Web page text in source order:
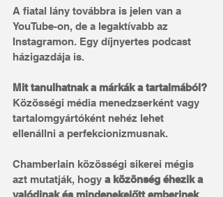
A fiatal lány továbbra is jelen van a
YouTube-on, de a legaktívabb az
Instagramon. Egy díjnyertes podcast
házigazdája is.
Mit tanulhatnak a márkák a tartalmából?
Közösségi média menedzserként vagy
tartalomgyártóként nehéz lehet
ellenállni a perfekcionizmusnak.
Chamberlain közösségi sikerei mégis
azt mutatják, hogy a közönség éhezik a